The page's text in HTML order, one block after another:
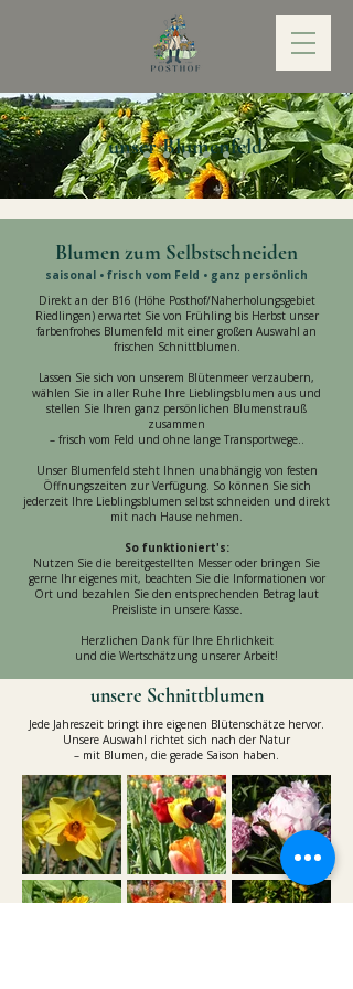
unser Blumenfeld
Blumen zum Selbstschneiden
saisonal • frisch vom Feld • ganz persönlich
Direkt an der B16 (Höhe Posthof/Naherholungsgebiet
Riedlingen) erwartet Sie von Frühling bis Herbst unser
farbenfrohes Blumenfeld mit einer großen Auswahl an
frischen Schnittblumen.
Lassen Sie sich von unserem Blütenmeer verzaubern,
wählen Sie in aller Ruhe Ihre Lieblingsblumen aus und
stellen Sie Ihren ganz persönlichen Blumenstrauß
zusammen
– frisch vom Feld und ohne lange Transportwege..
Unser Blumenfeld steht Ihnen unabhängig von festen
Öffnungszeiten zur Verfügung. So können Sie sich
jederzeit Ihre Lieblingsblumen selbst schneiden und direkt
mit nach Hause nehmen.
So funktioniert's:
Nutzen Sie die bereitgestellten Messer oder bringen Sie
gerne Ihr eigenes mit, beachten Sie die Informationen vor
Ort und bezahlen Sie den entsprechenden Betrag laut
Preisliste in unsere Kasse.
Herzlichen Dank für Ihre Ehrlichkeit
und die Wertschätzung unserer Arbeit!
unsere Schnittblumen
Jede Jahreszeit bringt ihre eigenen Blütenschätze hervor.
Unsere Auswahl richtet sich nach der Natur
– mit Blumen, die gerade Saison haben.